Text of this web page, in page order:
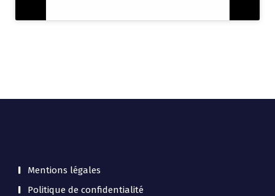
Mentions légales
Politique de confidentialité